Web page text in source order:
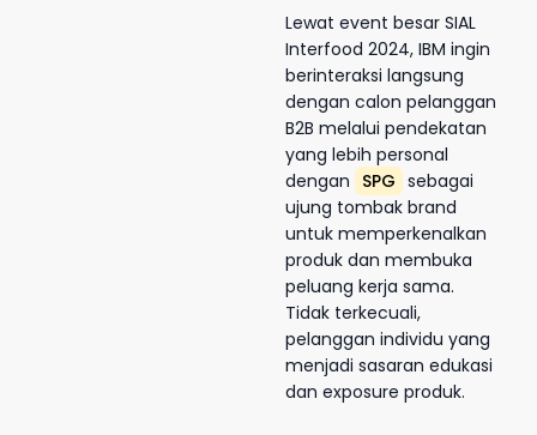
Lewat event besar SIAL
Interfood 2024, IBM ingin
berinteraksi langsung
dengan calon pelanggan
B2B melalui pendekatan
yang lebih personal
dengan SPG sebagai
ujung tombak brand
untuk memperkenalkan
produk dan membuka
peluang kerja sama.
Tidak terkecuali,
pelanggan individu yang
menjadi sasaran edukasi
dan exposure produk.